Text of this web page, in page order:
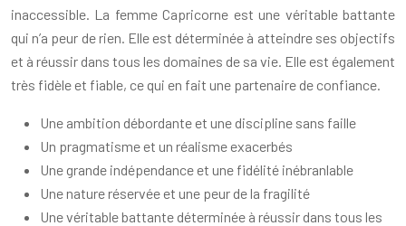
inaccessible. La femme Capricorne est une véritable battante
qui n’a peur de rien. Elle est déterminée à atteindre ses objectifs
et à réussir dans tous les domaines de sa vie. Elle est également
très fidèle et fiable, ce qui en fait une partenaire de confiance.
Une ambition débordante et une discipline sans faille
Un pragmatisme et un réalisme exacerbés
Une grande indépendance et une fidélité inébranlable
Une nature réservée et une peur de la fragilité
Une véritable battante déterminée à réussir dans tous les